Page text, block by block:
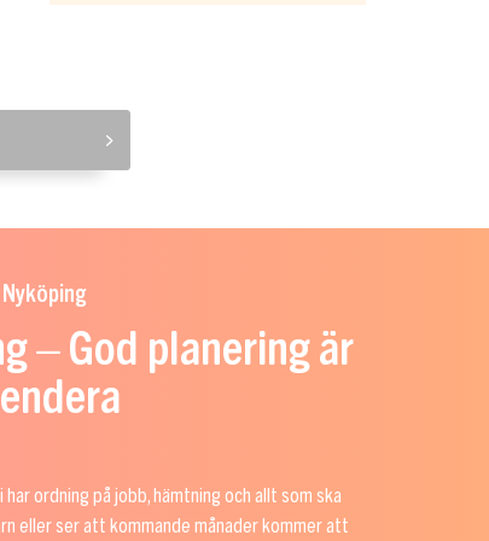
– God planering är
ordning på jobb, hämtning och allt som ska
eller ser att kommande månader kommer att